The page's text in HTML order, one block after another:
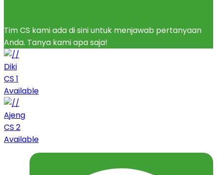
Tim CS kami ada di sini untuk menjawab pertanyaan
Anda. Tanya kami apa saja!
Diki
CS 1
Available
Ajeng
CS 2
Available